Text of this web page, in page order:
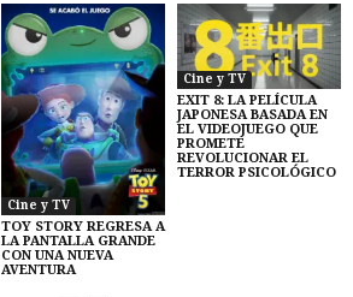
Cine y TV
TOY STORY REGRESA A
LA PANTALLA GRANDE
CON UNA NUEVA
AVENTURA
Cine y TV
EXIT 8: LA PELÍCULA
JAPONESA BASADA EN
EL VIDEOJUEGO QUE
PROMETE
REVOLUCIONAR EL
TERROR PSICOLÓGICO